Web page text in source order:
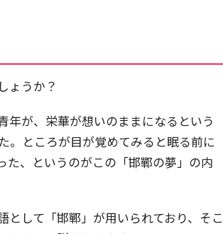
ょうか？
年が、栄華が想いのままになるという
。ところが目が覚めてみると眠る前に
た、というのがこの「邯鄲の夢」の内
して「邯鄲」が用いられており、そこ